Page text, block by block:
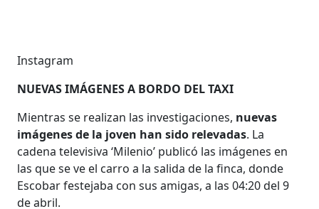
Instagram
NUEVAS IMÁGENES A BORDO DEL TAXI
Mientras se realizan las investigaciones, nuevas
imágenes de la joven han sido relevadas. La
cadena televisiva ‘Milenio’ publicó las imágenes en
las que se ve el carro a la salida de la finca, donde
Escobar festejaba con sus amigas, a las 04:20 del 9
de abril.